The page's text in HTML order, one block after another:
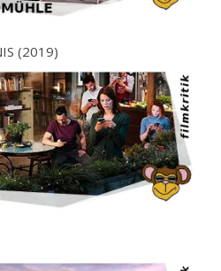
(2019)